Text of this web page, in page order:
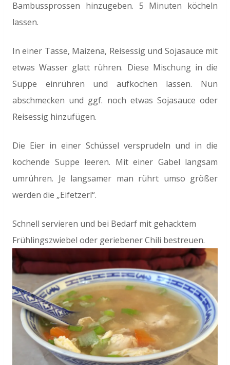
Bambussprossen hinzugeben. 5 Minuten köcheln
lassen.
In einer Tasse, Maizena, Reisessig und Sojasauce mit
etwas Wasser glatt rühren. Diese Mischung in die
Suppe einrühren und aufkochen lassen. Nun
abschmecken und ggf. noch etwas Sojasauce oder
Reisessig hinzufügen.
Die Eier in einer Schüssel versprudeln und in die
kochende Suppe leeren. Mit einer Gabel langsam
umrühren. Je langsamer man rührt umso größer
werden die „Eifetzerl“.
Schnell servieren und bei Bedarf mit gehacktem
Frühlingszwiebel oder geriebener Chili bestreuen.